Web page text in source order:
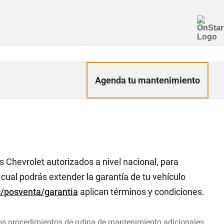
Agenda tu mantenimiento
autorizados a nivel nacional, para
podrás extender la garantía de tu vehículo
posventa/garantia aplican términos y condiciones.